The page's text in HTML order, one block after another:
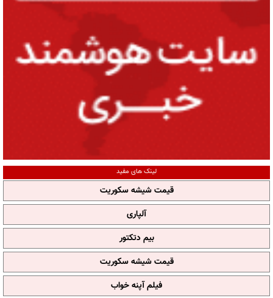
لینک های مفید
قیمت شیشه سکوریت
آلپاری
بیم دتکتور
قیمت شیشه سکوریت
فیلم آپنه خواب